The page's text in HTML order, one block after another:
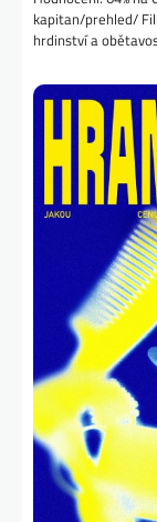
kapitan/prehled/
hrdinství a